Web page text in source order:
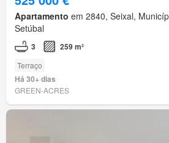
Apartamento em 2840, Seixal,
Setúbal
3 259 m²
Terraço
Há 30+ dias
GREEN-ACRES